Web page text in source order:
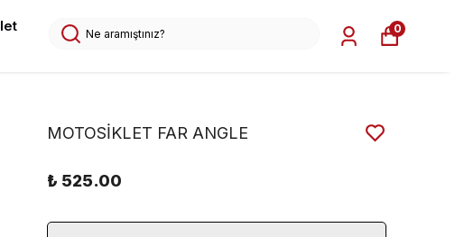
0
MOTOSİKLET FAR ANGLE
₺ 525.00